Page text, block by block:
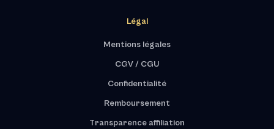
Légal
Mentions légales
CGV / CGU
Confidentialité
Remboursement
Transparence affiliation